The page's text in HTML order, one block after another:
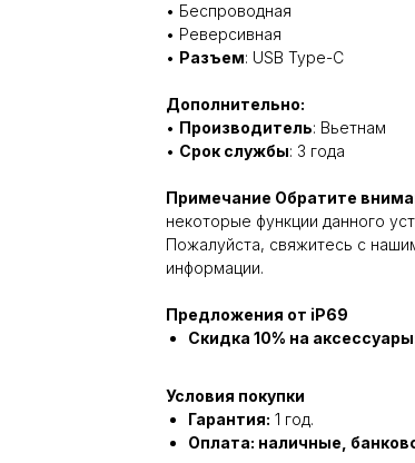
• Беспроводная
• Реверсивная
• Разъем: USB Type-C
Дополнительно:
• Производитель: Вьетнам
• Срок службы: 3 года
Примечание Обратите
некоторые функции данного
Пожалуйста, свяжитесь с
информации.
Предложения от iP69
Скидка 10% на
Условия покупки
Гарантия: 1 год.
Оплата: наличные,